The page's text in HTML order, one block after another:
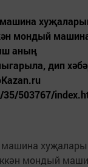
мондый
аның
дип
503767/
машина
мондый